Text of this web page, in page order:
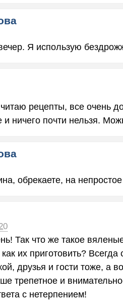
Я использую
рецепты, все очень
ничего почти нельзя.
обрекаете, на
Так что же такое
их приготовить? Всегда
друзья и гости тоже, а
трепетное и
с нетерпением!